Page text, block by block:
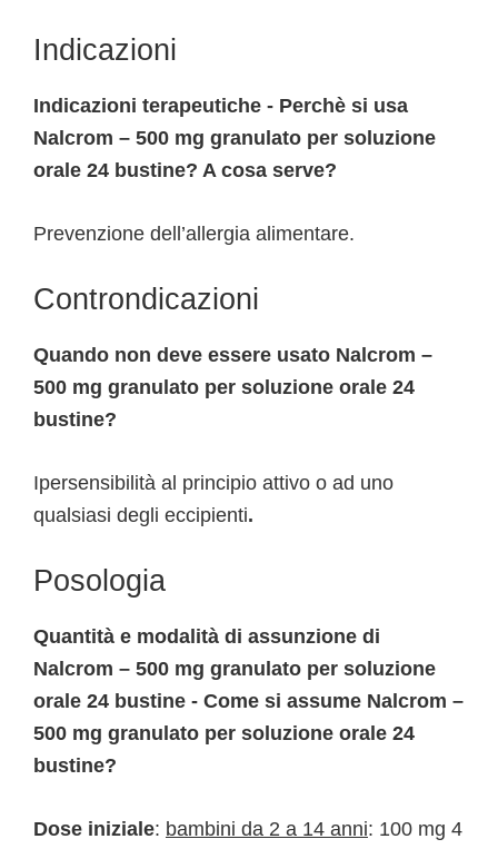
Indicazioni
Indicazioni terapeutiche - Perchè si usa
Nalcrom – 500 mg granulato per soluzione
orale 24 bustine? A cosa serve?
Prevenzione dell’allergia alimentare.
Controndicazioni
Quando non deve essere usato Nalcrom –
500 mg granulato per soluzione orale 24
bustine?
Ipersensibilità al principio attivo o ad uno
qualsiasi degli eccipienti.
Posologia
Quantità e modalità di assunzione di
Nalcrom – 500 mg granulato per soluzione
orale 24 bustine - Come si assume Nalcrom –
500 mg granulato per soluzione orale 24
bustine?
Dose iniziale: bambini da 2 a 14 anni: 100 mg 4